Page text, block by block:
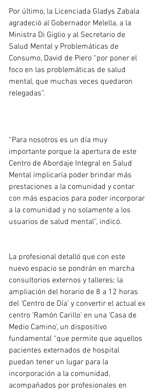
Por último, la Licenciada Gladys Zabala
agradeció al Gobernador Melella, a la
Ministra Di Giglio y al Secretario de
Salud Mental y Problemáticas de
Consumo, David de Piero “por poner el
foco en las problemáticas de salud
mental, que muchas veces quedaron
relegadas”.
“Para nosotros es un día muy
importante porque la apertura de este
Centro de Abordaje Integral en Salud
Mental implicaría poder brindar más
prestaciones a la comunidad y contar
con más espacios para poder incorporar
a la comunidad y no solamente a los
usuarios de salud mental”, indicó.
La profesional detalló que con este
nuevo espacio se pondrán en marcha
consultorios externos y talleres; la
ampliación del horario de 8 a 12 horas
del ‘Centro de Día’ y convertir el actual ex
centro ‘Ramón Carillo’ en una ‘Casa de
Medio Camino’, un dispositivo
fundamental “que permite que aquellos
pacientes externados de hospital
puedan tener un lugar para la
incorporación a la comunidad,
acompañados por profesionales en